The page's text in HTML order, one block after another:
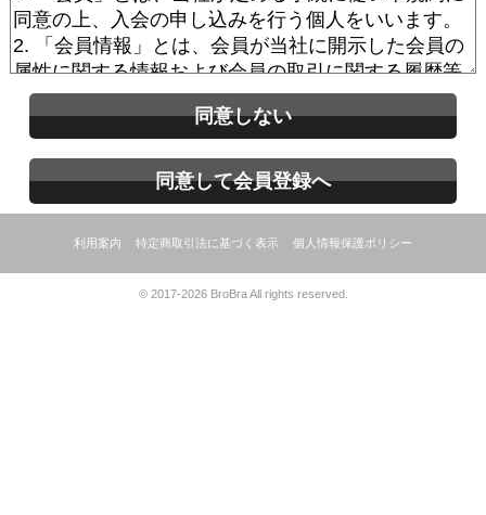
同意しない
同意して会員登録へ
利用案内 特定商取引法に基づく表示 個人情報保護ポリシー
© 2017-2026 BroBra All rights reserved.